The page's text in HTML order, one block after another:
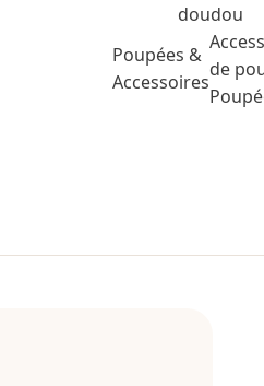
doudou
Poupées &
Accessoires
de